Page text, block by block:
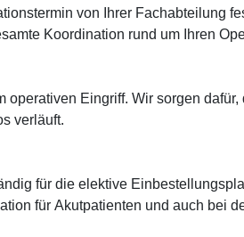
von Ihrer Fachabteilung
Koordination rund um Ihren
Eingriff. Wir sorgen
verläuft.
für die elektive
für Akutpatienten und auch bei